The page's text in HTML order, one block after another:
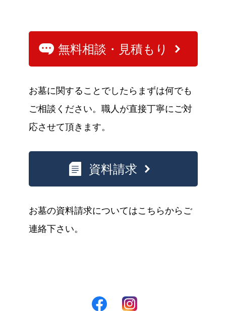
無料相談・見積もり
お墓に関することでしたらまずは何でも
ご相談ください。職人が直接丁寧にご対
応させて頂きます。
資料請求
お墓の資料請求についてはこちらからご
連絡下さい。